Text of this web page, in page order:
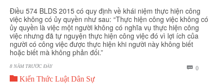
Điều 574 BLDS 2015 có quy định về khái niệm thực hiện công
việc không có ủy quyền như sau: “Thực hiện công việc không có
ủy quyền là việc một người không có nghĩa vụ thực hiện công
việc nhưng đã tự nguyện thực hiện công việc đó vì lợi ích của
người có công việc được thực hiện khi người này không biết
hoặc biết mà không phản đối.”
8 NĂM TRƯỚC ĐÂY  0BÌNH
 Kiến Thức Luật Dân Sự